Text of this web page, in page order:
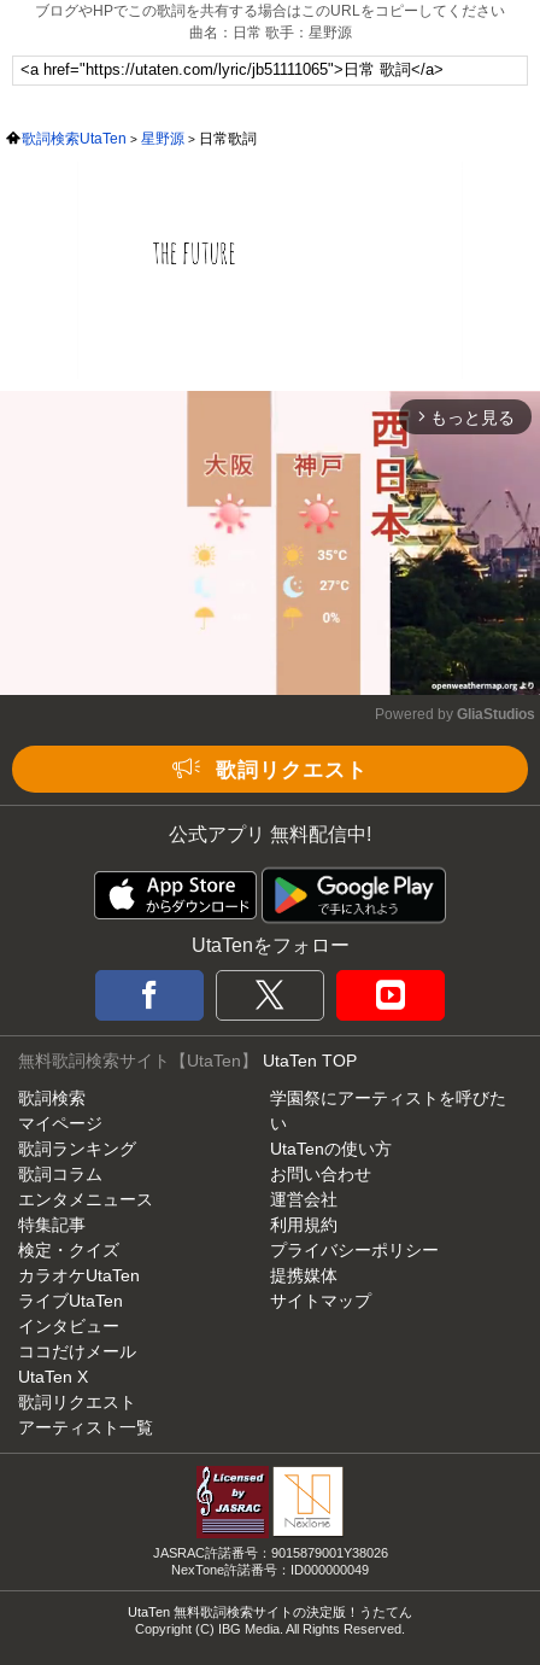
ブログやHPでこの歌詞を共有する場合はこのURLをコピーしてください
曲名：日常 歌手：星野源
歌詞検索UtaTen 星野源 日常歌詞
arrow_forward_ios もっと見る
Powered by GliaStudios
歌詞リクエスト
公式アプリ 無料配信中!
UtaTenをフォロー
無料歌詞検索サイト【UtaTen】 UtaTen TOP
歌詞検索
マイページ
歌詞ランキング
歌詞コラム
エンタメニュース
特集記事
検定・クイズ
カラオケUtaTen
ライブUtaTen
インタビュー
ココだけメール
UtaTen X
歌詞リクエスト
アーティスト一覧
学園祭にアーティストを呼びた
い
UtaTenの使い方
お問い合わせ
運営会社
利用規約
プライバシーポリシー
提携媒体
サイトマップ
JASRAC許諾番号：9015879001Y38026
NexTone許諾番号：ID000000049
UtaTen 無料歌詞検索サイトの決定版！うたてん
Copyright (C) IBG Media. All Rights Reserved.